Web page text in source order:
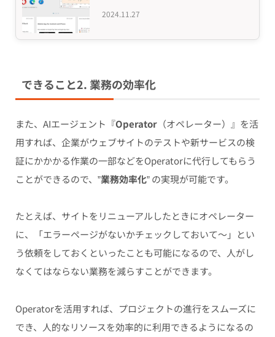
2024.11.27
できること2. 業務の効率化
また、AIエージェント『Operator（オペレーター）』を活
用すれば、企業がウェブサイトのテストや新サービスの検
証にかかかる作業の一部などをOperatorに代行してもらう
ことができるので、”業務効率化” の実現が可能です。
たとえば、サイトをリニューアルしたときにオペレーター
に、「エラーページがないかチェックしておいて〜」とい
う依頼をしておくといったことも可能になるので、人がし
なくてはならない業務を減らすことができます。
Operatorを活用すれば、プロジェクトの進行をスムーズに
でき、人的なリソースを効率的に利用できるようになるの